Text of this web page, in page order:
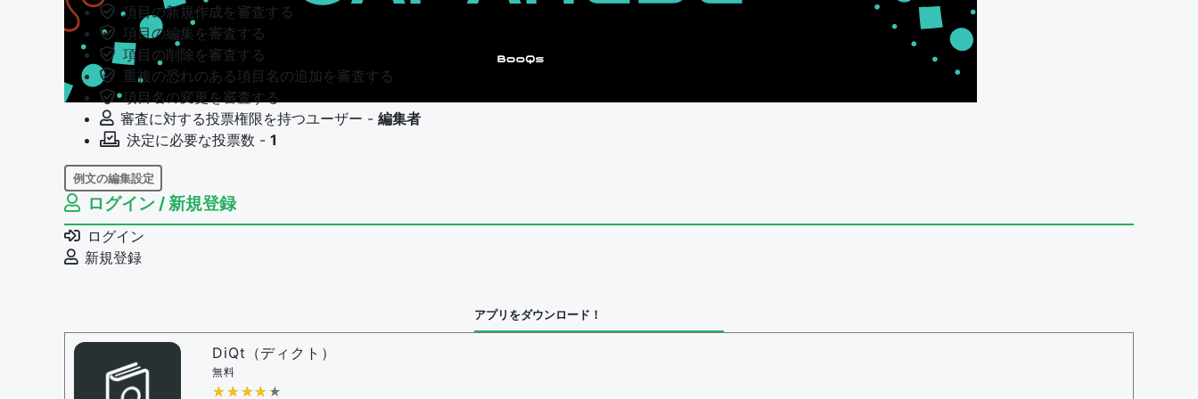
項目の新規作成を審査する
項目の編集を審査する
項目の削除を審査する
重複の恐れのある項目名の追加を審査する
項目名の変更を審査する
審査に対する投票権限を持つユーザー - 編集者
決定に必要な投票数 - 1
例文の編集設定
例文の編集権限を持つユーザー -
例文の編集を審査する
例文の削除を審査する
審査に対する投票権限を持つユーザー -
問題の編集権限を持つユーザー -
審査に対する投票権限を持つユーザー -
決定に必要な投票数 -1
ログイン / 新規登録
ログイン
新規登録
アプリをダウンロード！
DiQt（ディクト）
無料
★★★★★
★★★★★